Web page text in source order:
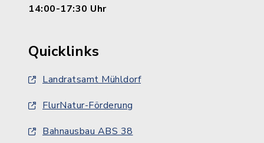
14:00-17:30 Uhr
Quicklinks
Landratsamt Mühldorf
FlurNatur-Förderung
Bahnausbau ABS 38